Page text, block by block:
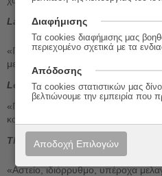
La Repubblica
«Για να ελευθερωθεί από μια
μετατραπεί σε υπερβολή, η
Le Figaro
«Πνευματώδης και πολυεπίπεδη
καθώς γίνεται ο εαυτός της».
The Times
«Αστείο, ιδιόρρυθμο, υπέροχα
Διαφήμισης
Τα cookies διαφήμισης μας
περιεχομένο σχετικά με τα
Απόδοσης
Τα cookies στατιστικών μας
βελτιώνουμε την εμπειρία που
Αποδοχή Επιλογών